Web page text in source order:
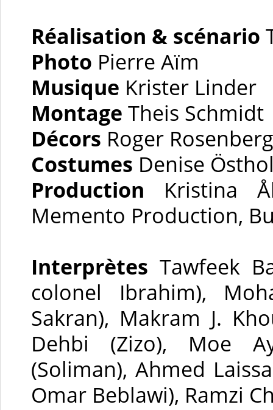
Réalisation & scénario
Photo Pierre Aïm
Musique Krister Linder
Montage Theis Schmidt
Décors Roger Rosenberg
Costumes Denise
Production Kristina
Memento Production,
Interprètes Tawfeek
colonel Ibrahim),
Sakran), Makram J.
Dehbi (Zizo), Moe
(Soliman), Ahmed
Omar Beblawi), Ramzi